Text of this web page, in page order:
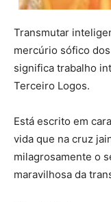
Transmutar
mercúrio sófico
significa trabalho
Terceiro Logos.
Está escrito em
vida que na cruz
milagrosamente o
maravilhosa da